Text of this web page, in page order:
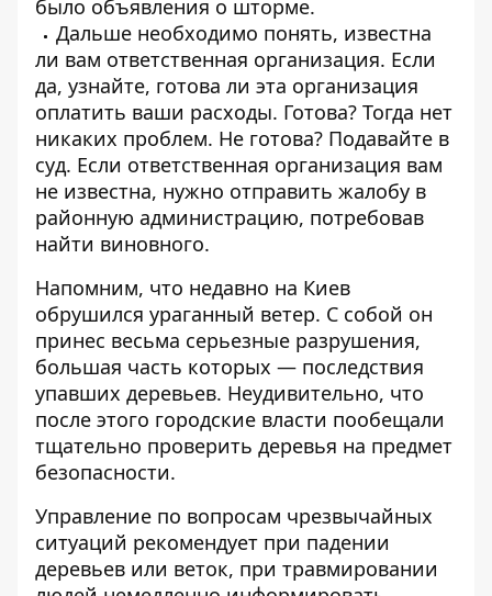
было объявления о шторме.
Дальше необходимо понять, известна
ли вам ответственная организация. Если
да, узнайте, готова ли эта организация
оплатить ваши расходы. Готова? Тогда нет
никаких проблем. Не готова? Подавайте в
суд. Если ответственная организация вам
не известна, нужно отправить жалобу в
районную администрацию, потребовав
найти виновного.
Напомним, что недавно на Киев
обрушился ураганный ветер. С собой он
принес весьма серьезные разрушения,
большая часть которых — последствия
упавших деревьев. Неудивительно, что
после этого городские власти пообещали
тщательно проверить деревья на предмет
безопасности.
Управление по вопросам чрезвычайных
ситуаций рекомендует при падении
деревьев или веток, при травмировании